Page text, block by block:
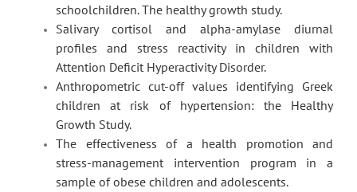
schoolchildren. The healthy growth study.
Salivary cortisol and alpha-amylase diurnal
profiles and stress reactivity in children with
Attention Deficit Hyperactivity Disorder.
Anthropometric cut-off values identifying Greek
children at risk of hypertension: the Healthy
Growth Study.
The effectiveness of a health promotion and
stress-management intervention program in a
sample of obese children and adolescents.